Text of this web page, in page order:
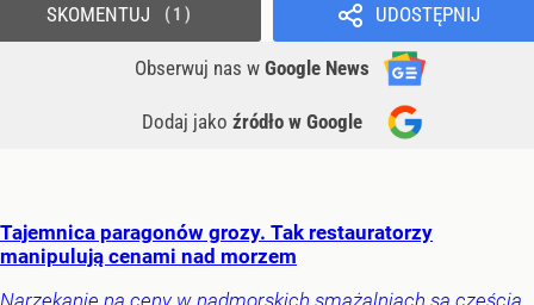
UDOSTĘPNIJ
Obserwuj nas w Google News
Dodaj jako źródło w Google
SKOMENTUJ 1
Tajemnica paragonów grozy. Tak restauratorzy
manipulują cenami nad morzem
Narzekanie na ceny w nadmorskich smażalniach są częścią